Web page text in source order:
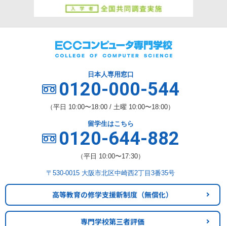
日本人専用窓口
0120-000-544
（平日 10:00〜18:00 / 土曜 10:00〜18:00）
留学生はこちら
0120-644-882
（平日 10:00〜17:30）
〒530-0015 大阪市北区中崎西2丁目3番35号
高等教育の修学支援新制度 （無償化）
専門学校第三者評価